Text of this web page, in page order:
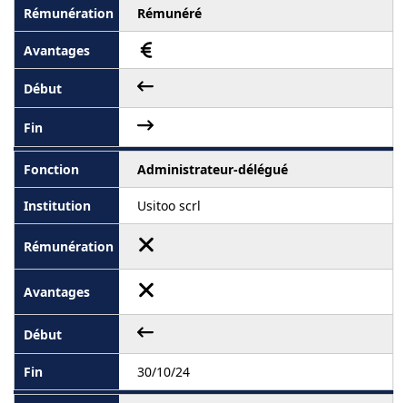
Rémunéré
Administrateur-délégué
Usitoo scrl
30/10/24